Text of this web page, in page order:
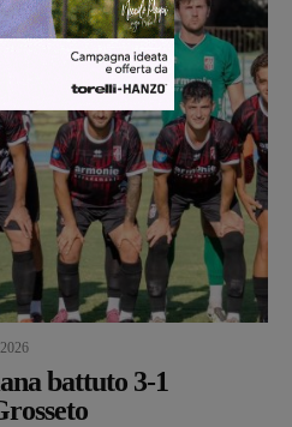
battuto 3-1